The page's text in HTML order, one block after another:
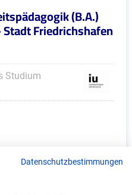
(B.A.)
Friedrichshafen
Studium
Datenschutzbestimmungen